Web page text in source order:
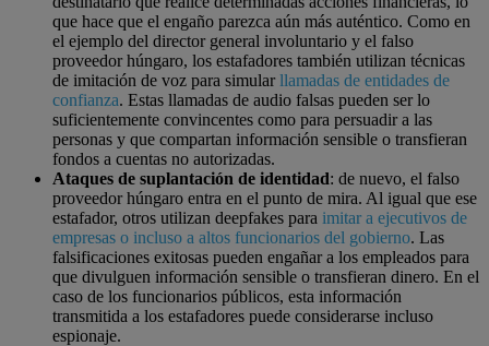
que hace que el engaño parezca aún más auténtico. Como en
el ejemplo del director general involuntario y el falso
proveedor húngaro, los estafadores también utilizan técnicas
de imitación de voz para simularllamadas de entidades de
confianza. Estas llamadas de audio falsas pueden ser lo
suficientemente convincentes como para persuadir a las
personas y que compartan información sensible o transfieran
fondos a cuentas no autorizadas.
Ataques de suplantación de identidad: de nuevo, el falso
proveedor húngaro entra en el punto de mira. Al igual que ese
estafador, otros utilizan deepfakes para imitar a ejecutivos de
empresas o incluso a altos funcionarios del gobierno. Las
falsificaciones exitosas pueden engañar a los empleados para
que divulguen información sensible o transfieran dinero. En el
caso de los funcionarios públicos, esta información
transmitida a los estafadores puede considerarse incluso
espionaje.